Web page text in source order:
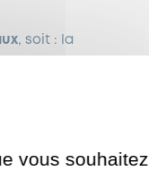
, soit : la
l’avancement des
vous souhaitez